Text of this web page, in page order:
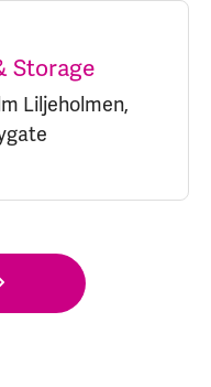
Storage
Liljeholmen,